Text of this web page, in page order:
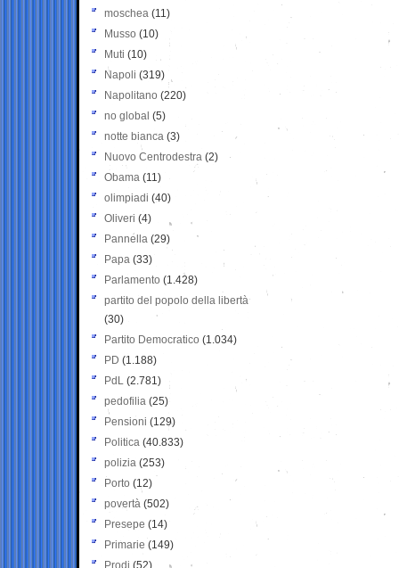
moschea (11)
Musso (10)
Muti (10)
Napoli (319)
Napolitano (220)
no global (5)
notte bianca (3)
Nuovo Centrodestra (2)
Obama (11)
olimpiadi (40)
Oliveri (4)
Pannella (29)
Papa (33)
Parlamento (1.428)
partito del popolo della libertà
(30)
Partito Democratico (1.034)
PD (1.188)
PdL (2.781)
pedofilia (25)
Pensioni (129)
Politica (40.833)
polizia (253)
Porto (12)
povertà (502)
Presepe (14)
Primarie (149)
Prodi (52)